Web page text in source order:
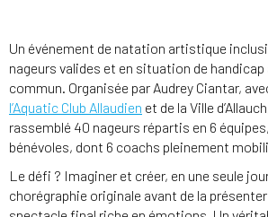
Un événement de natation artistique
nageurs valides et en situation de handicap
commun. Organisée par Audrey Ciantar,
l’Aquatic Club Allaudien et de la Ville
rassemblé 40 nageurs répartis en 6
bénévoles, dont 6 coachs pleinement
Le défi ? Imaginer et créer, en une seule
chorégraphie originale avant de la présenter